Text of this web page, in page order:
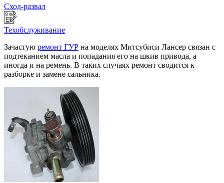
Сход-развал
Техобслуживание
Зачастую ремонт ГУР на моделях Митсубиси Лансер связан с
подтеканием масла и попадания его на шкив привода, а
иногда и на ремень. В таких случаях ремонт сводится к
разборке и замене сальника.